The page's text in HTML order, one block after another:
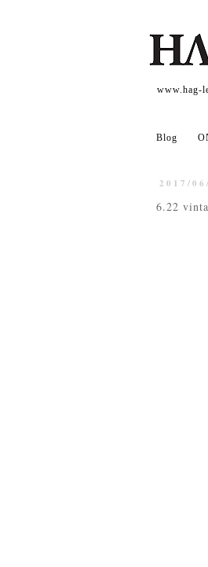
www.hag-
Blog
2017/
6.22